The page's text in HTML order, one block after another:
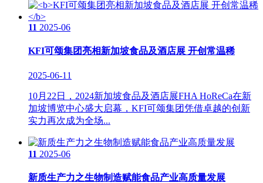
11 2025-06
KFI可颂集团亮相新加坡食品及酒店展 开创常温稀
2025-06-11
10月22日，2024新加坡食品及酒店展FHA HoReCa在新
加坡博览中心盛大启幕，KFI可颂集团凭借卓越的创新
实力再次成为全场...
11 2025-06
新质生产力之生物制造赋能食品产业高质量发展